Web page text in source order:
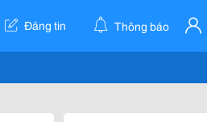
Đăng tin Thông báo